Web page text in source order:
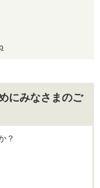
にみなさまのご
？